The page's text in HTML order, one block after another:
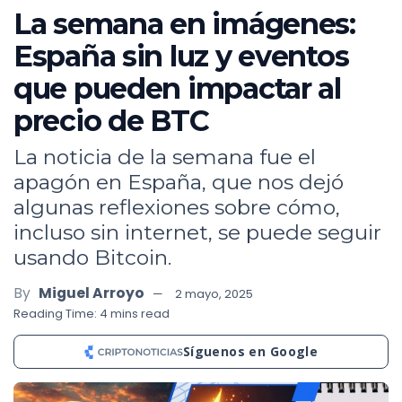
La semana en imágenes:
España sin luz y eventos
que pueden impactar al
precio de BTC
La noticia de la semana fue el
apagón en España, que nos dejó
algunas reflexiones sobre cómo,
incluso sin internet, se puede seguir
usando Bitcoin.
By Miguel Arroyo
2 mayo, 2025
Reading Time: 4 mins read
Síguenos en Google